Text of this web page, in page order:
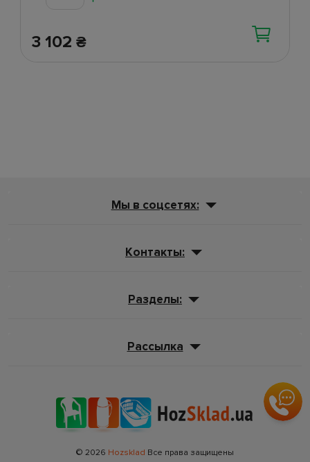
3 102 ₴
Мы в соцсетях:
Контакты:
Разделы:
Рассылка
© 2026 Hozsklad Все права защищены